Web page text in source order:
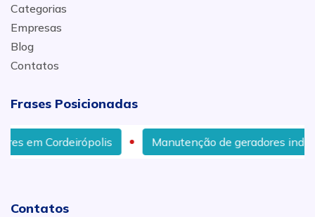
Categorias
Empresas
Blog
Contatos
Frases Posicionadas
Manutenção de geradores industriais em
Contatos